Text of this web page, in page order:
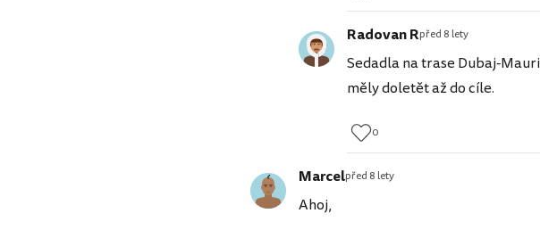
Radovan Rpřed 8 lety
Sedadla na trase Dubaj-
měly doletět až do cíle.
0
Marcelpřed 8 lety
Ahoj,